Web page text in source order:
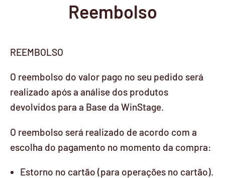
Reembolso
REEMBOLSO
O reembolso do valor pago no seu pedido será
realizado após a análise dos produtos
devolvidos para a Base da WinStage.
O reembolso será realizado de acordo com a
escolha do pagamento no momento da compra:
Estorno no cartão (para operações no cartão).